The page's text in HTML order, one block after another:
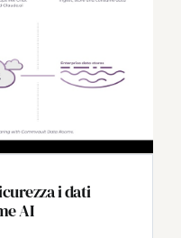
i dati
AI